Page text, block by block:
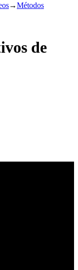
→Métodos
de